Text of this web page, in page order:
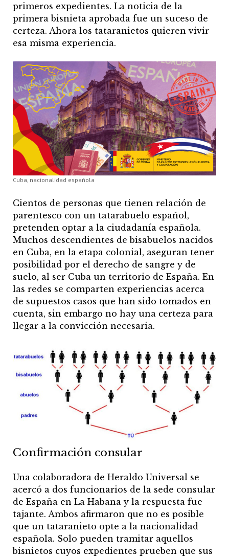
primeros expedientes. La noticia de la
primera bisnieta aprobada fue un suceso de
certeza. Ahora los tataranietos quieren vivir
esa misma experiencia.
Cuba, nacionalidad española
Cientos de personas que tienen relación de
parentesco con un tatarabuelo español,
pretenden optar a la ciudadanía española.
Muchos descendientes de bisabuelos nacidos
en Cuba, en la etapa colonial, aseguran tener
posibilidad por el derecho de sangre y de
suelo, al ser Cuba un territorio de España. En
las redes se comparten experiencias acerca
de supuestos casos que han sido tomados en
cuenta, sin embargo no hay una certeza para
llegar a la convicción necesaria.
Confirmación consular
Una colaboradora de Heraldo Universal se
acercó a dos funcionarios de la sede consular
de España en La Habana y la respuesta fue
tajante. Ambos afirmaron que no es posible
que un tataranieto opte a la nacionalidad
española. Solo pueden tramitar aquellos
bisnietos cuyos expedientes prueben que sus